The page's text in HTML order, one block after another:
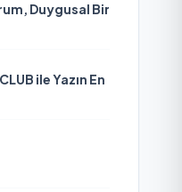
Duygusal Bir
ile Yazın En